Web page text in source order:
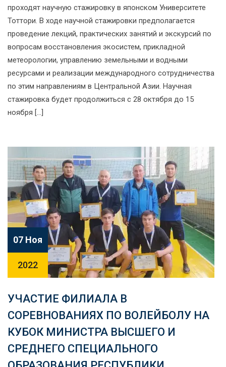
проходят научную стажировку в японском Университете
Тоттори. В ходе научной стажировки предполагается
проведение лекций, практических занятий и экскурсий по
вопросам восстановления экосистем, прикладной
метеорологии, управлению земельными и водными
ресурсами и реализации международного сотрудничества
по этим направлениям в Центральной Азии. Научная
стажировка будет продолжиться с 28 октября до 15
ноября […]
07 Ноя
2022
УЧАСТИЕ ФИЛИАЛА В
СОРЕВНОВАНИЯХ ПО ВОЛЕЙБОЛУ НА
КУБОК МИНИСТРА ВЫСШЕГО И
СРЕДНЕГО СПЕЦИАЛЬНОГО